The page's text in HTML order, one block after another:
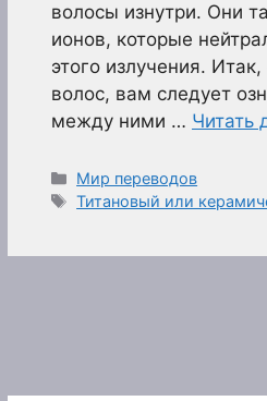
волосы изнутри. Они
ионов, которые
этого излучения.
волос, вам следует
между ними … Читать
Рубрики
Мир переводов
Метки
Титановый или